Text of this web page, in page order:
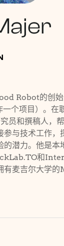
Robot的创始
个项目）。在
员和撰稿人，
参与技术工作，
的潜力。他是本
和
有麦吉尔大学的